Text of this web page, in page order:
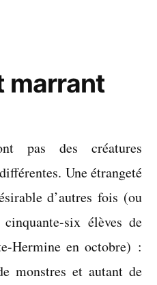
marrant
pas des créatures
Une étrangeté
d’autres fois (ou
six élèves de
Hermine en octobre) :
monstres et autant de